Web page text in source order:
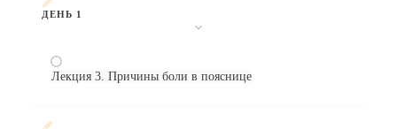
ДЕНЬ 1
Лекция 3. Причины боли в пояснице